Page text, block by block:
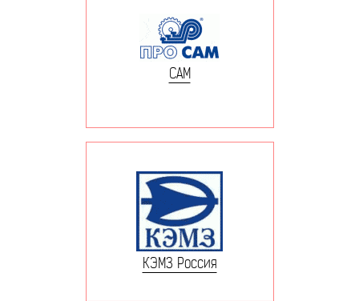
САМ
КЭМЗ Россия